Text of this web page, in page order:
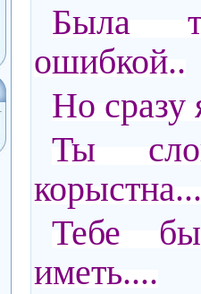
Была
ошибкой..
Но сразу
Ты
корыстна...
Тебе
иметь....